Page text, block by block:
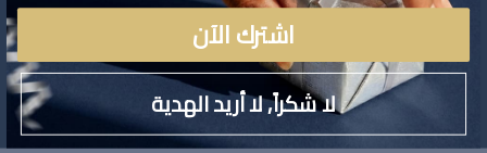
تقييمات المنتج
اشترك الآن
لا شكراً, لا أريد الهدية